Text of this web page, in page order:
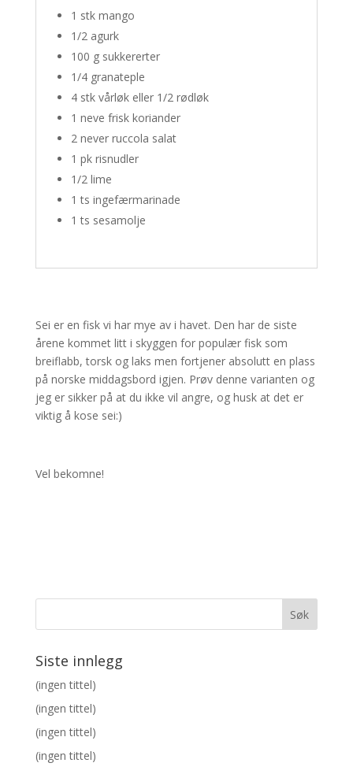
1 stk mango
1/2 agurk
100 g sukkererter
1/4 granateple
4 stk vårløk eller 1/2 rødløk
1 neve frisk koriander
2 never ruccola salat
1 pk risnudler
1/2 lime
1 ts ingefærmarinade
1 ts sesamolje
Sei er en fisk vi har mye av i havet. Den har de siste
årene kommet litt i skyggen for populær fisk som
breiflabb, torsk og laks men fortjener absolutt en plass
på norske middagsbord igjen. Prøv denne varianten og
jeg er sikker på at du ikke vil angre, og husk at det er
viktig å kose sei:)
Vel bekomne!
Siste innlegg
(ingen tittel)
(ingen tittel)
(ingen tittel)
(ingen tittel)